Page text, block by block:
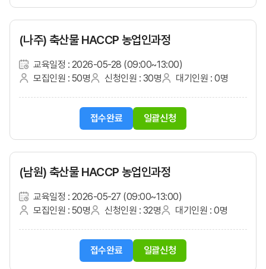
(나주) 축산물 HACCP 농업인과정
교육일정 : 2026-05-28 (09:00~13:00)
모집인원 : 50명
신청인원 : 30명 대기인원 : 0명
접수완료 일괄신청
(남원) 축산물 HACCP 농업인과정
교육일정 : 2026-05-27 (09:00~13:00)
모집인원 : 50명
신청인원 : 32명 대기인원 : 0명
접수완료 일괄신청